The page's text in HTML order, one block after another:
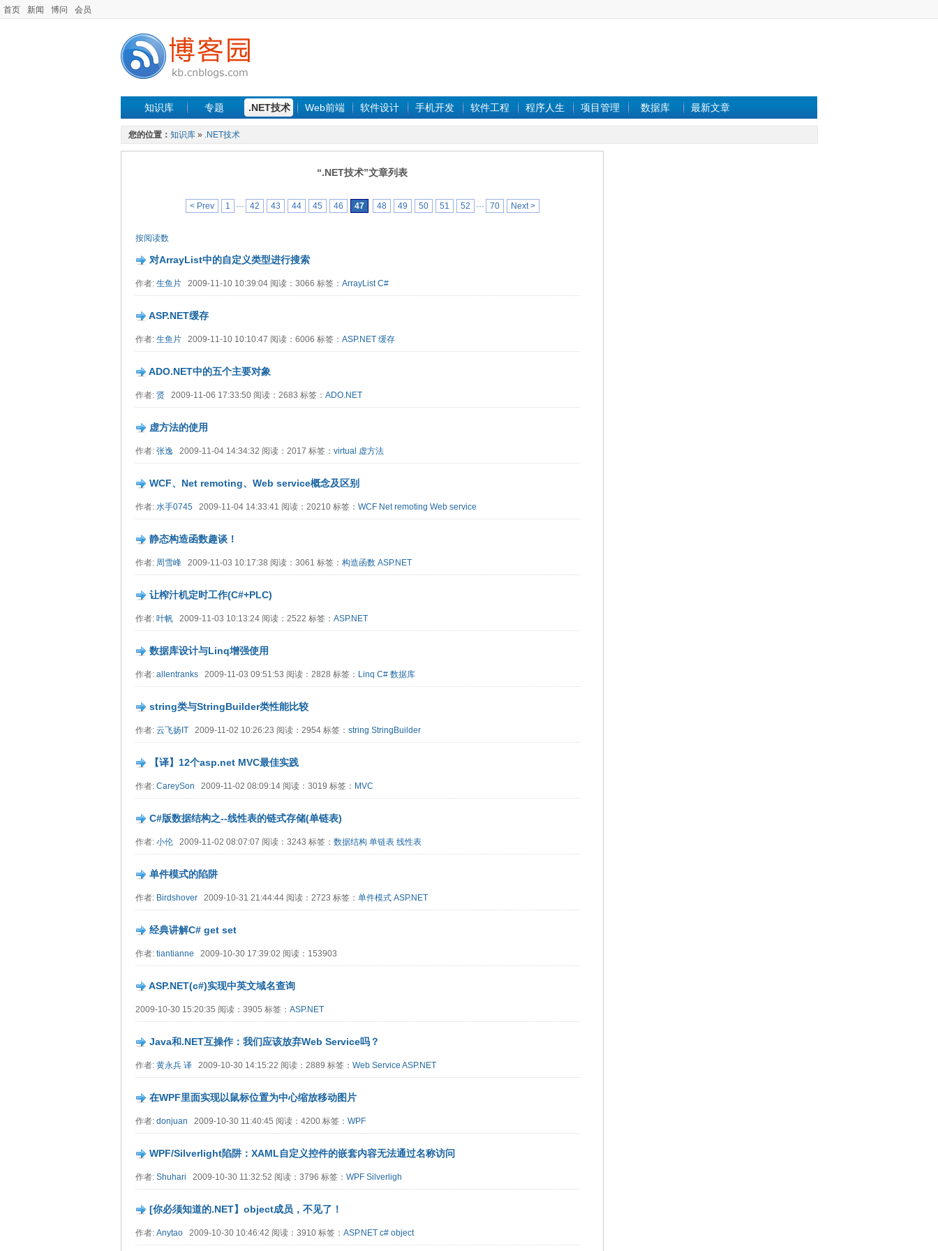
首页 新闻 博问 会员
知识库 专题 .NET技术 Web前端 软件设计 手机开发 软件工程 程序人生 项目管理 数据库 最新文章
您的位置： 知识库 » .NET技术
“.NET技术”文章列表
< Prev 1 ··· 42 43 44 45 46 47 48 49 50 51 52 ··· 70 Next >
按阅读数
对ArrayList中的自定义类型进行搜索
作者: 生鱼片 2009-11-10 10:39:04 阅读：3066 标签： ArrayList C#
ASP.NET缓存
作者: 生鱼片 2009-11-10 10:10:47 阅读：6006 标签： ASP.NET 缓存
ADO.NET中的五个主要对象
作者: 贤 2009-11-06 17:33:50 阅读：2683 标签： ADO.NET
虚方法的使用
作者: 张逸 2009-11-04 14:34:32 阅读：2017 标签： virtual 虚方法
WCF、Net remoting、Web service概念及区别
作者: 水手0745 2009-11-04 14:33:41 阅读：20210 标签： WCF Net remoting Web service
静态构造函数趣谈！
作者: 周雪峰 2009-11-03 10:17:38 阅读：3061 标签： 构造函数 ASP.NET
让榨汁机定时工作(C#+PLC)
作者: 叶帆 2009-11-03 10:13:24 阅读：2522 标签： ASP.NET
数据库设计与Linq增强使用
作者: allentranks 2009-11-03 09:51:53 阅读：2828 标签： Linq C# 数据库
string类与StringBuilder类性能比较
作者: 云飞扬IT 2009-11-02 10:26:23 阅读：2954 标签： string StringBuilder
【译】12个asp.net MVC最佳实践
作者: CareySon 2009-11-02 08:09:14 阅读：3019 标签： MVC
C#版数据结构之--线性表的链式存储(单链表)
作者: 小伦 2009-11-02 08:07:07 阅读：3243 标签： 数据结构 单链表 线性表
单件模式的陷阱
作者: Birdshover 2009-10-31 21:44:44 阅读：2723 标签： 单件模式 ASP.NET
经典讲解C# get set
作者: tiantianne 2009-10-30 17:39:02 阅读：153903
ASP.NET(c#)实现中英文域名查询
2009-10-30 15:20:35 阅读：3905 标签： ASP.NET
Java和.NET互操作：我们应该放弃Web Service吗？
作者: 黄永兵 译 2009-10-30 14:15:22 阅读：2889 标签： Web Service ASP.NET
在WPF里面实现以鼠标位置为中心缩放移动图片
作者: donjuan 2009-10-30 11:40:45 阅读：4200 标签： WPF
WPF/Silverlight陷阱：XAML自定义控件的嵌套内容无法通过名称访问
作者: Shuhari 2009-10-30 11:32:52 阅读：3796 标签： WPF Silverligh
[你必须知道的.NET】object成员，不见了！
作者: Anytao 2009-10-30 10:46:42 阅读：3910 标签： ASP.NET c# object